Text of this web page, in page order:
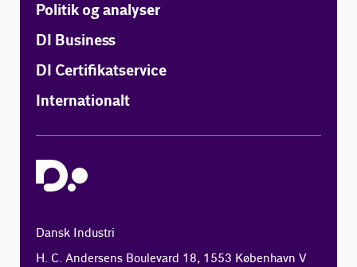
Politik og analyser
DI Business
DI Certifikatservice
Internationalt
Dansk Industri
H. C. Andersens Boulevard 18, 1553 København V